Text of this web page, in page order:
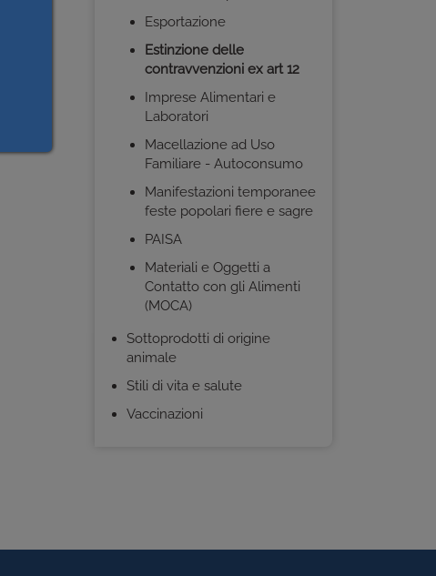
Esportazione
Estinzione delle
contravvenzioni ex art 12
Imprese Alimentari e
Laboratori
Macellazione ad Uso
Familiare - Autoconsumo
Manifestazioni temporanee
feste popolari fiere e sagre
PAISA
Materiali e Oggetti a
Contatto con gli Alimenti
(MOCA)
Sottoprodotti di origine
animale
Stili di vita e salute
Vaccinazioni